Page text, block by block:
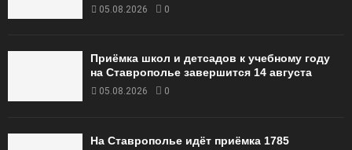
05.08.2026 0
Приёмка школ и детсадов к учебному году
на Ставрополье завершится 14 августа
05.08.2026 0
На Ставрополье идёт приёмка 1785